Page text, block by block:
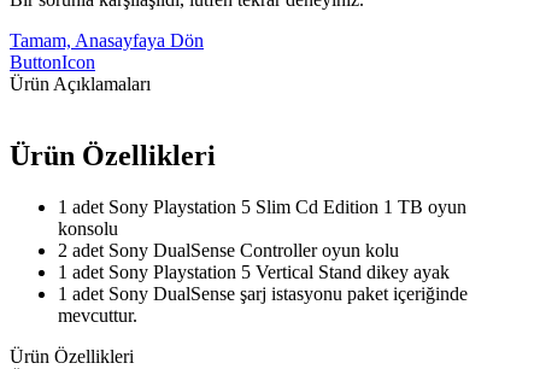
Tamam, Anasayfaya Dön
ButtonIcon
Ürün Açıklamaları
Ürün Özellikleri
1 adet Sony Playstation 5 Slim Cd Edition 1 TB oyun
konsolu
2 adet Sony DualSense Controller oyun kolu
1 adet Sony Playstation 5 Vertical Stand dikey ayak
1 adet Sony DualSense şarj istasyonu paket içeriğinde
mevcuttur.
Ürün Özellikleri